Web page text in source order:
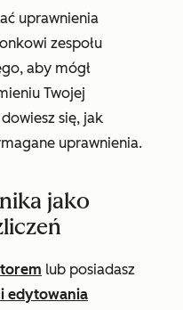
uprawnienia
zespołu
aby mógł
Twojej
się, jak
uprawnienia.
jako
lub posiadasz
edytowania